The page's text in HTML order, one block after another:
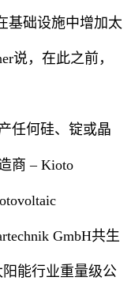
基础设施中增加太
说，在此之前，
任何硅、锭或晶
商 – Kioto
GmbH共生
能行业重量级公